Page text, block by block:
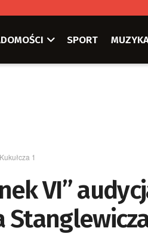
SPORT
1
VI”